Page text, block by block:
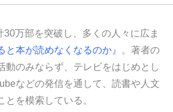
万部を突破し、多くの人々に広ま
と本が読めなくなるのか』
。著者の
動のみならず、テレビをはじめとし
などの発信を通して、読書や人文
とを模索している。